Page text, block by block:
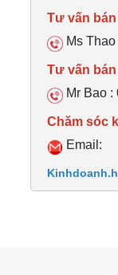
Tư vấn
Ms Thao
Tư vấn
Mr Bao :
Chăm sóc
Email: